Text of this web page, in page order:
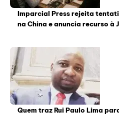
Imparcial Press rejeita
na China e anuncia recurso à
Quem traz Rui Paulo Lima